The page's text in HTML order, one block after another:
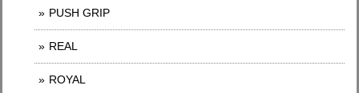
PUSH GRIP
REAL
ROYAL